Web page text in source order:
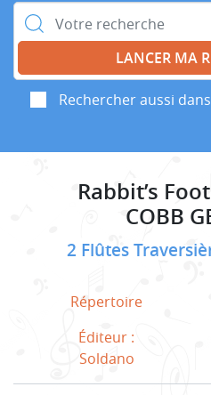
Rechercher :
Rechercher aussi
Rabbit’s
COBB
2 Flûtes
Répertoire
Éditeur :
Soldano